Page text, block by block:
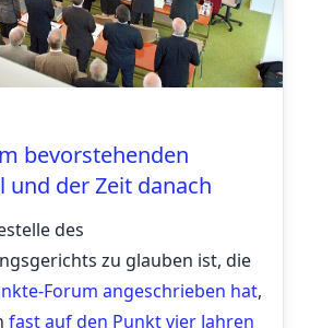
bevorstehenden
und der Zeit danach
des
zu glauben ist, die
Forum angeschrieben hat,
fast auf den Punkt vier Jahren